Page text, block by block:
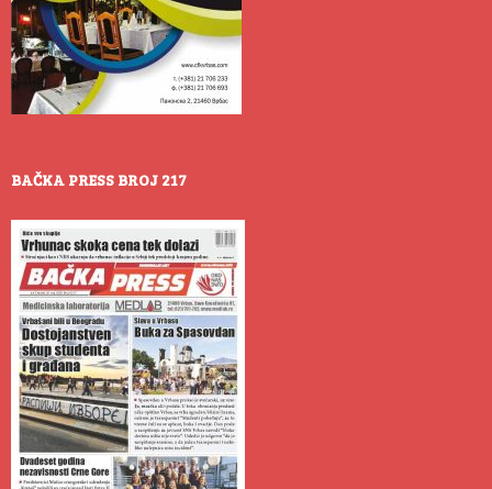
BAČKA PRESS BROJ 217